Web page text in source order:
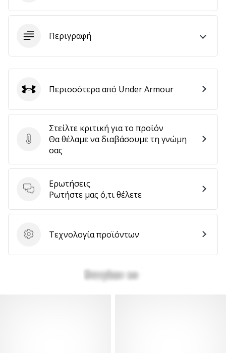
Εμφάνιση
των
Περιγραφή
Στείλτε κριτική για το προϊόν
Στείλτε κριτική για το προϊόν
Θα θέλαμε να διαβάσουμε τη γνώμη
σας
Ερωτήσεις
Ερωτήσεις
Ρωτήστε μας ό,τι θέλετε
Τεχνολογία προϊόντων
Τεχνολογία προϊόντων
Under Armour
Περισσότερα από Under Armour